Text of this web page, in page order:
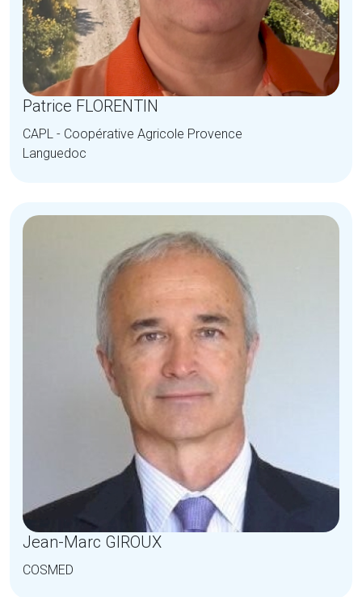
Patrice FLORENTIN
CAPL - Coopérative Agricole Provence
Languedoc
Jean-Marc GIROUX
COSMED